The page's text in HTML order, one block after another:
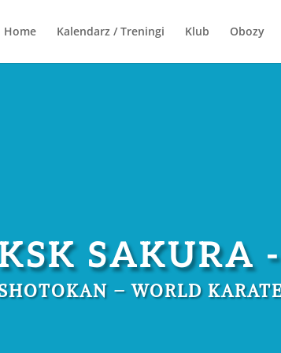
Home Kalendarz / Treningi Klub Obozy
SAKURA
– WORLD